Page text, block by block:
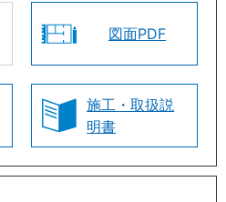
図面PDF
施工・取扱説
明書